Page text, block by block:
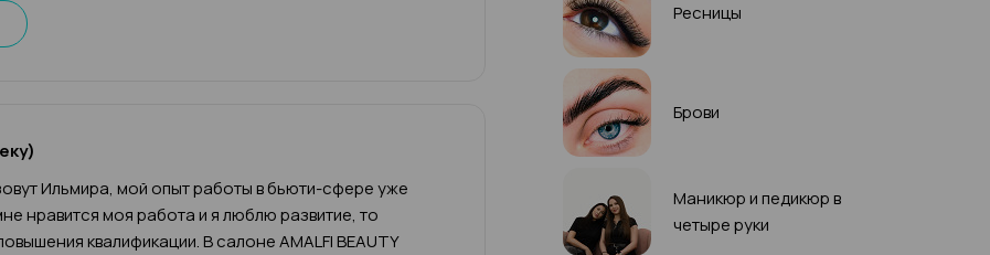
Ильмира, мой опыт работы в бьюти-сфере уже
нравится моя работа и я люблю развитие, то
квалификации. В салоне AMALFI BEAUTY
Ресницы
Брови
Маникюр и педикюр в
четыре руки